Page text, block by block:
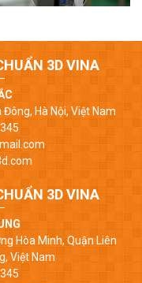
3D VINA
Hà Nội, Việt Nam
3D VINA
Hòa Minh, Quận Liên
Việt Nam